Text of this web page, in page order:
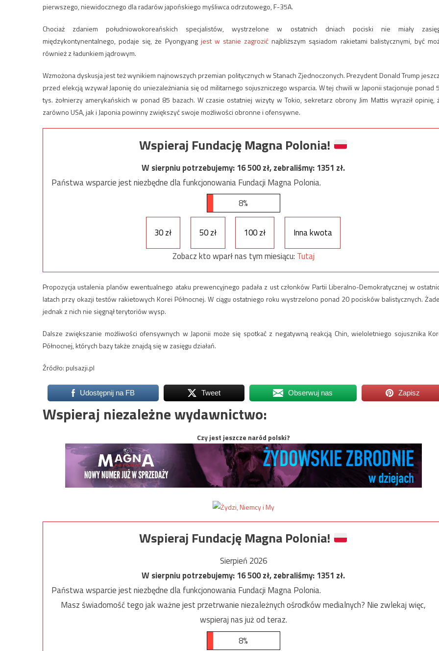
pierwszego, niewidocznego dla radarów japońskiego myśliwca odrzutowego, F-35A.
Chociaż zdaniem południowokoreańskich specjalistów, wystrzelone w ostatnich dniach pociski nie miały
międzykontynentalnego, podaje się, że Pyongyang jest w stanie zagrozić najbliższym sąsiadom rakietami balistycznymi, być
również z ładunkiem jądrowym.
Wzmożona dyskusja jest też wynikiem najnowszych przemian politycznych w Stanach Zjednoczonych. Prezydent Donald Trump
przed elekcją wzywał Japonię do uniezależniania się od militarnego sojuszniczego wsparcia. W tej chwili w Japonii stacjonuje ponad
tys. żołnierzy amerykańskich w ponad 85 bazach. W czasie ostatniej wizyty w Tokio, sekretarz obrony Jim Mattis wyraził opinię,
zarówno USA, jak i Japonia powinny zwiększyć swoje możliwości obronne i ofensywne.
Wspieraj Fundację Magna Polonia!
W sierpniu potrzebujemy:16 500zł, zebraliśmy:1351 zł.
Państwa wsparcie jest niezbędne dla funkcjonowania Fundacji Magna Polonia.
8%
30 zł 50 zł 100 zł
Inna kwota
Zobacz kto wparł nas tym miesiącu: Tutaj
Propozycja ustalenia planów ewentualnego ataku prewencyjnego padała z ust członków Partii Liberalno-Demokratycznej w
latach przy okazji testów rakietowych Korei Północnej. W ciągu ostatniego roku wystrzelono ponad 20 pocisków balistycznych.
jednak z nich nie sięgnął terytoriów wysp.
Dalsze zwiększanie możliwości ofensywnych w Japonii może się spotkać z negatywną reakcją Chin, wieloletniego sojusznika
Północnej, których bazy także znajdą się w zasięgu działań.
Źródło: pulsazji.pl
Udostępnij na FB Tweet Obserwuj nas Zapisz
Wspieraj niezależne wydawnictwo:
Czy jest jeszcze naród polski?
Wspieraj Fundację Magna Polonia!
Sierpień 2026
W sierpniu potrzebujemy:16 500zł, zebraliśmy:1351 zł.
Państwa wsparcie jest niezbędne dla funkcjonowania Fundacji Magna Polonia.
Masz świadomość tego jak ważne jest przetrwanie niezależnych ośrodków medialnych? Nie zwlekaj więc,
wspieraj nas już od teraz.
8%